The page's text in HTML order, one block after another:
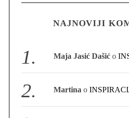
NAJNOVIJI
Maja Jasić Dašić o
Martina o
o
: